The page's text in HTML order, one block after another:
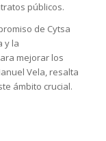
públicos.
de Cytsa
y la
mejorar los
Vela, resalta
ámbito crucial.